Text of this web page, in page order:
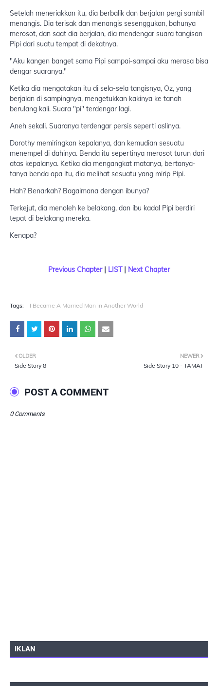
Setelah meneriakkan itu, dia berbalik dan berjalan pergi sambil
menangis. Dia terisak dan menangis sesenggukan, bahunya
merosot, dan saat dia berjalan, dia mendengar suara tangisan
Pipi dari suatu tempat di dekatnya.
"Aku kangen banget sama Pipi sampai-sampai aku merasa bisa
dengar suaranya."
Ketika dia mengatakan itu di sela-sela tangisnya, Oz, yang
berjalan di sampingnya, mengetukkan kakinya ke tanah
berulang kali. Suara "pi" terdengar lagi.
Aneh sekali. Suaranya terdengar persis seperti aslinya.
Dorothy memiringkan kepalanya, dan kemudian sesuatu
menempel di dahinya. Benda itu sepertinya merosot turun dari
atas kepalanya. Ketika dia mengangkat matanya, bertanya-
tanya benda apa itu, dia melihat sesuatu yang mirip Pipi.
Hah? Benarkah? Bagaimana dengan ibunya?
Terkejut, dia menoleh ke belakang, dan ibu kadal Pipi berdiri
tepat di belakang mereka.
Kenapa?
Previous Chapter| LIST | Next Chapter
Tags: I Became A Married Man in Another World
NEWER
Side Story 10 - TAMAT
OLDER
Side Story 8
POST A COMMENT
0 Comments
IKLAN